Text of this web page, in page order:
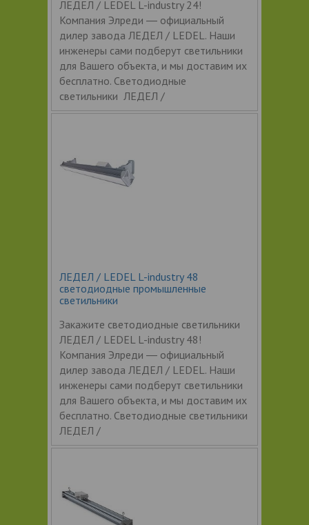
ЛЕДЕЛ / LEDEL L-industry 24!
Компания Элреди ― официальный
дилер завода ЛЕДЕЛ / LEDEL. Наши
инженеры сами подберут светильники
для Вашего объекта, и мы доставим их
бесплатно. Светодиодные
светильники ЛЕДЕЛ /
ЛЕДЕЛ / LEDEL L-industry 48
светодиодные промышленные
светильники
Закажите светодиодные светильники
ЛЕДЕЛ / LEDEL L-industry 48!
Компания Элреди ― официальный
дилер завода ЛЕДЕЛ / LEDEL. Наши
инженеры сами подберут светильники
для Вашего объекта, и мы доставим их
бесплатно. Светодиодные светильники
ЛЕДЕЛ /